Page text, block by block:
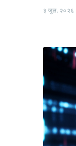
३ जुल. २०२६